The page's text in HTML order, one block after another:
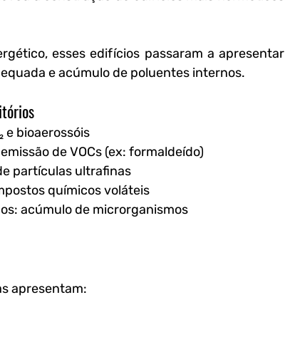
esses edifícios passaram a apresentar
e acúmulo de poluentes internos.
e bioaerossóis
de VOCs (ex: formaldeído)
partículas ultrafinas
químicos voláteis
: acúmulo de microrganismos
apresentam: